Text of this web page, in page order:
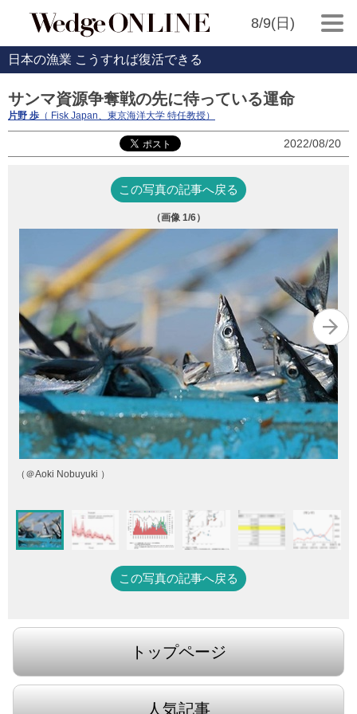
8/9(日)
日本の漁業 こうすれば復活できる
サンマ資源争奪戦の先に待っている運命
片野 歩 （ Fisk Japan、東京海洋大学 特任教授）
2022/08/20
この写真の記事へ戻る
（画像 1/6）
（＠Aoki Nobuyuki ）
この写真の記事へ戻る
トップページ
人気記事